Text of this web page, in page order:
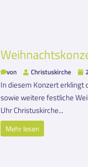
von Christuskirche
In diesem Konzert erklingt
sowie weitere festliche
Uhr Christuskirche...
Mehr lesen